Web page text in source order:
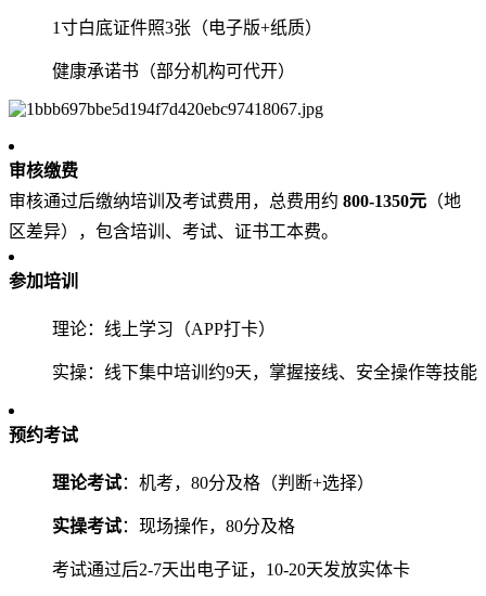
1寸白底证件照3张（电子版+纸质）
健康承诺书（部分机构可代开）
审核缴费
审核通过后缴纳培训及考试费用，总费用约 ‌ 800-1350元 ‌（地
区差异），包含培训、考试、证书工本费。
参加培训
理论：线上学习（APP打卡）
实操：线下集中培训约9天，掌握接线、安全操作等技能
预约考试
理论考试‌：机考，80分及格（判断+选择）
实操考试‌：现场操作，80分及格
考试通过后2-7天出电子证，10-20天发放实体卡